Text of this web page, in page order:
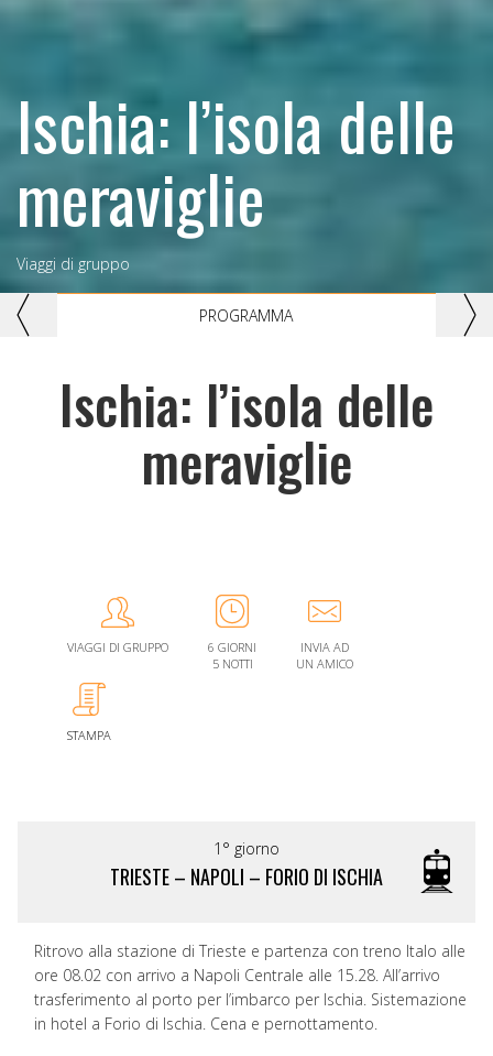
Ischia: l’isola delle
meraviglie
Viaggi di gruppo
PROGRAMMA
Ischia: l’isola delle
meraviglie
VIAGGI DI GRUPPO
6 GIORNI
5 NOTTI
INVIA AD
UN AMICO
STAMPA
1° giorno
TRIESTE – NAPOLI – FORIO DI ISCHIA
Ritrovo alla stazione di Trieste e partenza con treno Italo alle
ore 08.02 con arrivo a Napoli Centrale alle 15.28. All’arrivo
trasferimento al porto per l’imbarco per Ischia. Sistemazione
in hotel a Forio di Ischia. Cena e pernottamento.